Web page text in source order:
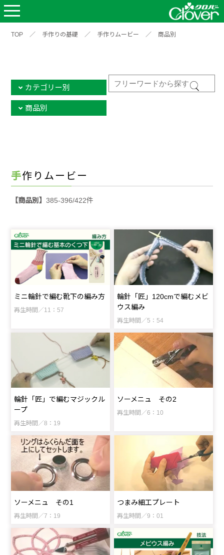
TOP ／ 手作りの基礎 ／ 手作りムービー ／ 商品別
カテゴリー別
商品別
手作りムービー
【商品別】385-396/422件
ミニ輪針で編む靴下の編み方
再生時間／11：57
輪針「匠」120cmで編むメビ
ウス編み
再生時間／5：54
輪針「匠」で編むマジックル
ープ
再生時間／8：19
ソーメニュ その2
再生時間／6：10
ソーメニュ その1
再生時間／7：19
つまみ細工プレート
再生時間／9：01